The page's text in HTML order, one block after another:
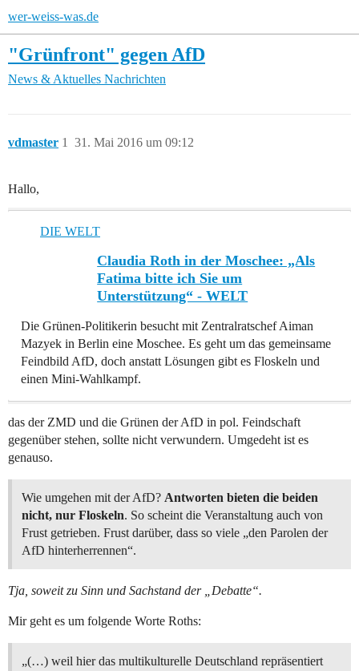
wer-weiss-was.de
"Grünfront" gegen AfD
News & Aktuelles Nachrichten
vdmaster 31. Mai 2016 um 09:12
1
Hallo,
DIE WELT
Claudia Roth in der Moschee: „Als
Fatima bitte ich Sie um
Unterstützung“ - WELT
Die Grünen-Politikerin besucht mit Zentralratschef Aiman
Mazyek in Berlin eine Moschee. Es geht um das gemeinsame
Feindbild AfD, doch anstatt Lösungen gibt es Floskeln und
einen Mini-Wahlkampf.
das der ZMD und die Grünen der AfD in pol. Feindschaft
gegenüber stehen, sollte nicht verwundern. Umgedeht ist es
genauso.
Wie umgehen mit der AfD? Antworten bieten die beiden
nicht, nur Floskeln. So scheint die Veranstaltung auch von
Frust getrieben. Frust darüber, dass so viele „den Parolen der
AfD hinterherrennen“.
Tja, soweit zu Sinn und Sachstand der „Debatte“.
Mir geht es um folgende Worte Roths:
„(…) weil hier das multikulturelle Deutschland repräsentiert